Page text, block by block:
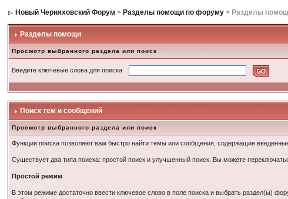
Новый Черняховский Форум > Разделы помощи по форуму > Разделы
Разделы помощи
Просмотр выбранного раздела или поиск
Введите ключевые слова для поиска
Поиск тем и сообщений
Просмотр выбранного раздела или поиск
Функции поиска позволяют вам быстро найти темы или сообщения, содержащие
Существует два типа поиска: простой поиск и улучшенный поиск. Вы можете
Простой режим
В этом режиме достаточно ввести ключевое слово в поле поиска и выбрать раздел(ы)